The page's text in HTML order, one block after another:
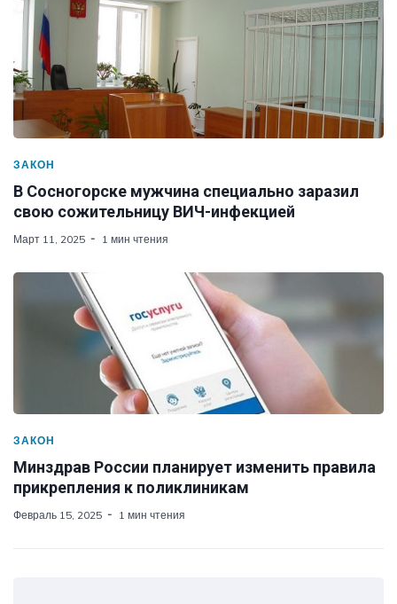
ЗАКОН
В Сосногорске мужчина специально заразил
свою сожительницу ВИЧ-инфекцией
Март 11, 2025 1 мин чтения
ЗАКОН
Минздрав России планирует изменить правила
прикрепления к поликлиникам
Февраль 15, 2025 1 мин чтения